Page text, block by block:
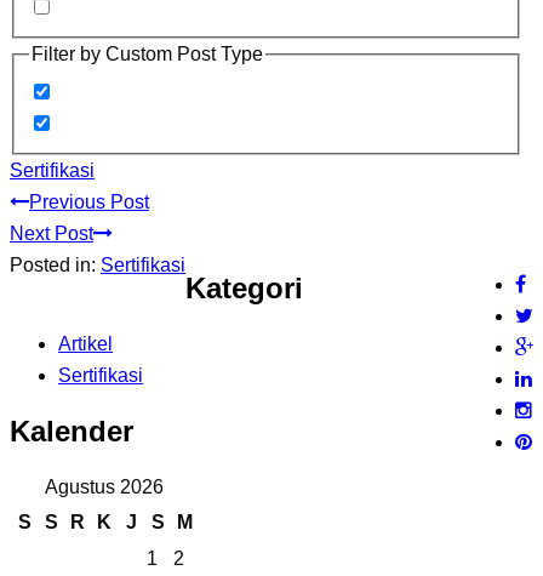
Filter by Custom Post Type
Sertifikasi
Previous Post
Next Post
Posted in: Sertifikasi
Kategori
Artikel
Sertifikasi
Kalender
Agustus 2026
S
S R K J S
M
1
2